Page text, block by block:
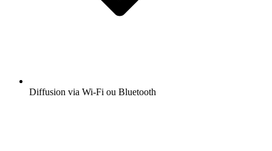
Diffusion via Wi-Fi ou Bluetooth